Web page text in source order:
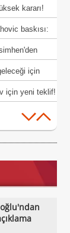
kararı!
baskısı:
için
için yeni teklif!
Talisca
anlaştı! Sıra
Villarreal'i